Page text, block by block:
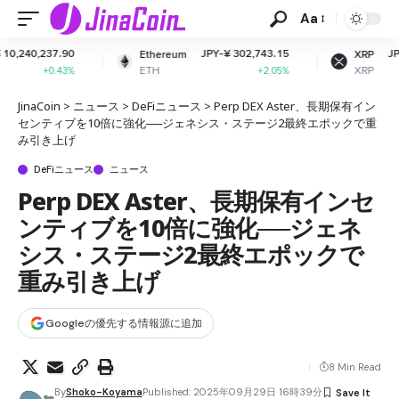
Aa
Ethereum
ETH
JPY-¥ 302,743.15
+2.05%
XRP
XRP
JPY-¥ 165.51
-1.63%
JinaCoin > ニュース > DeFiニュース > Perp DEX Aster、長期保有イン
センティブを10倍に強化──ジェネシス・ステージ2最終エポックで重
み引き上げ
DeFiニュース ニュース
Perp DEX Aster、長期保有インセ
ンティブを10倍に強化──ジェネ
シス・ステージ2最終エポックで
重み引き上げ
Googleの優先する情報源に追加
ByShoko-KoyamaPublished: 2025年09月29日 16時39分
8 Min Read